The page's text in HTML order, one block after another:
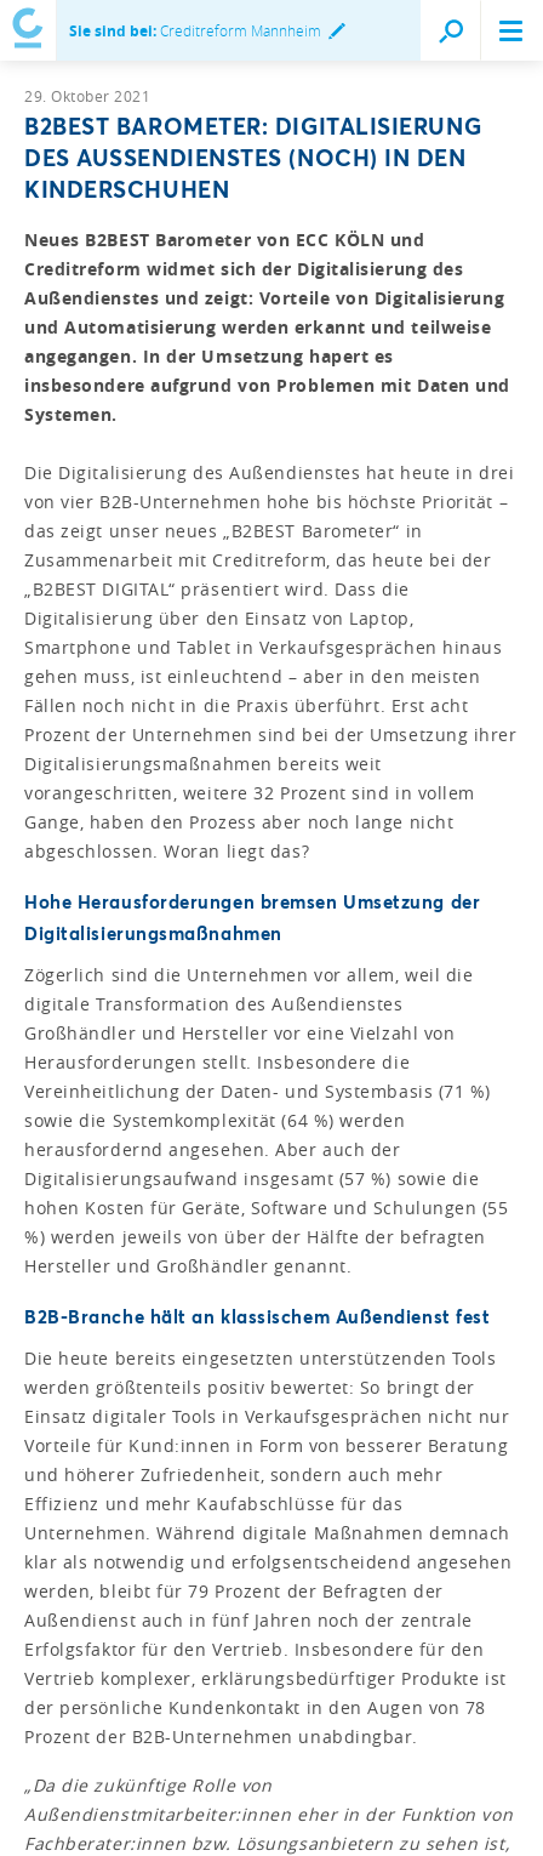
Sie sind bei:Creditreform Mannheim
29. Oktober 2021
B2BEST BAROMETER: DIGITALISIERUNG
DES AUSSENDIENSTES (NOCH) IN DEN
KINDERSCHUHEN
Neues B2BEST Barometer von ECC KÖLN und
Creditreform widmet sich der Digitalisierung des
Außendienstes und zeigt: Vorteile von Digitalisierung
und Automatisierung werden erkannt und teilweise
angegangen. In der Umsetzung hapert es
insbesondere aufgrund von Problemen mit Daten und
Systemen.
Die Digitalisierung des Außendienstes hat heute in drei
von vier B2B-Unternehmen hohe bis höchste Priorität –
das zeigt unser neues „B2BEST Barometer“ in
Zusammenarbeit mit Creditreform, das heute bei der
„B2BEST DIGITAL“ präsentiert wird. Dass die
Digitalisierung über den Einsatz von Laptop,
Smartphone und Tablet in Verkaufsgesprächen hinaus
gehen muss, ist einleuchtend – aber in den meisten
Fällen noch nicht in die Praxis überführt. Erst acht
Prozent der Unternehmen sind bei der Umsetzung ihrer
Digitalisierungsmaßnahmen bereits weit
vorangeschritten, weitere 32 Prozent sind in vollem
Gange, haben den Prozess aber noch lange nicht
abgeschlossen. Woran liegt das?
Hohe Herausforderungen bremsen Umsetzung der
Digitalisierungs­maßnahmen
Zögerlich sind die Unternehmen vor allem, weil die
digitale Transformation des Außendienstes
Großhändler und Hersteller vor eine Vielzahl von
Herausforderungen stellt. Insbesondere die
Vereinheitlichung der Daten- und Systembasis (71 %)
sowie die Systemkomplexität (64 %) werden
herausfordernd angesehen. Aber auch der
Digitalisierungsaufwand insgesamt (57 %) sowie die
hohen Kosten für Geräte, Software und Schulungen (55
%) werden jeweils von über der Hälfte der befragten
Hersteller und Großhändler genannt.
B2B-Branche hält an klassischem Außendienst fest
Die heute bereits eingesetzten unterstützenden Tools
werden größtenteils positiv bewertet: So bringt der
Einsatz digitaler Tools in Verkaufsgesprächen nicht nur
Vorteile für Kund:innen in Form von besserer Beratung
und höherer Zufriedenheit, sondern auch mehr
Effizienz und mehr Kaufabschlüsse für das
Unternehmen. Während digitale Maßnahmen demnach
klar als notwendig und erfolgsentscheidend angesehen
werden, bleibt für 79 Prozent der Befragten der
Außendienst auch in fünf Jahren noch der zentrale
Erfolgsfaktor für den Vertrieb. Insbesondere für den
Vertrieb komplexer, erklärungsbedürftiger Produkte ist
der persönliche Kundenkontakt in den Augen von 78
Prozent der B2B-Unternehmen unabdingbar.
„Da die zukünftige Rolle von
Außendienstmitarbeiter:innen eher in der Funktion von
Fachberater:innen bzw. Lösungsanbietern zu sehen ist,